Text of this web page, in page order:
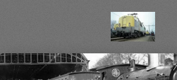
de
hoofdinhoud